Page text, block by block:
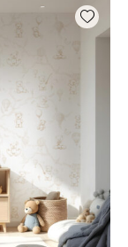
Add wishlist